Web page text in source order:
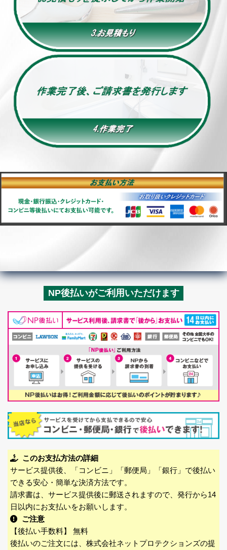
NP後払いがご利用いただけます
このお支払方法の詳細
サービス提供後、「コンビニ」「郵便局」「銀行」で後払い
できる安心・簡単な決済方法です。
請求書は、サービス提供後に郵送されますので、発行から14
日以内にお支払いをお願いします。
ご注意
【後払い手数料】 無料
後払いのご注文には、株式会社ネットプロテクションズの提